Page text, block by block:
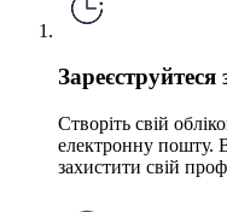
Створіть свій
електронну пошту.
захистити свій